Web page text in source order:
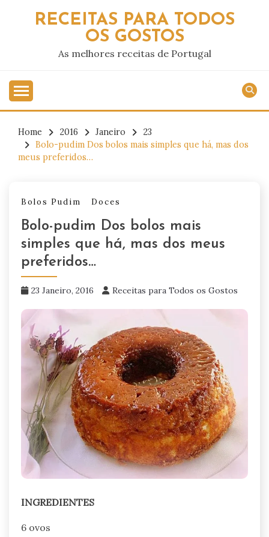
RECEITAS PARA TODOS
OS GOSTOS
As melhores receitas de Portugal
Home 2016 Janeiro
23
Bolo-pudim Dos bolos mais simples que há, mas dos
meus preferidos…
Bolos Pudim Doces
Bolo-pudim Dos bolos mais
simples que há, mas dos meus
preferidos…
23 Janeiro, 2016 Receitas para Todos os Gostos
INGREDIENTES
6 ovos